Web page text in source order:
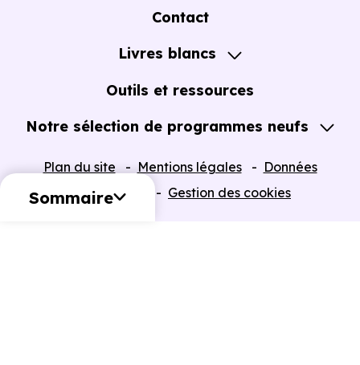
Sommaire
A propos
Contact
Livres blancs
Guide de l'Achat immobilier neuf en VEFA
Outils et ressources
Notre sélection de programmes neufs
Programmes neufs Dispositif Jeanbrun
Plan du site Mentions légales
Données
personnelles
Gestion des cookies